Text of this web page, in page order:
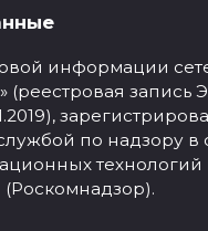
информации
(реестровая
по надзору в
технологий